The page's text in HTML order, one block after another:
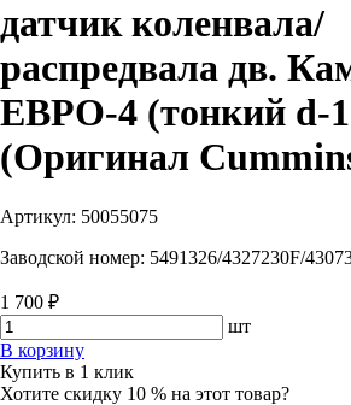
датчик коленвала/
распредвала дв.
ЕВРО-4 (тонкий d-
(Оригинал
Артикул: 50055075
Заводской номер: 5491326/4327230F/
1 700 ₽
шт
В корзину
Купить в 1 клик
Хотите скидку 10 % на этот товар?